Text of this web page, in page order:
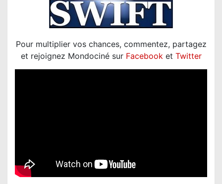
Pour multiplier vos chances, commentez, partagez
et rejoignez Mondociné sur Facebooket Twitter